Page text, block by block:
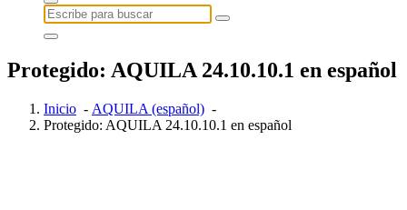
Buscar:
Protegido: AQUILA 24.10.10.1 en español
Inicio - AQUILA (español) -
Protegido: AQUILA 24.10.10.1 en español